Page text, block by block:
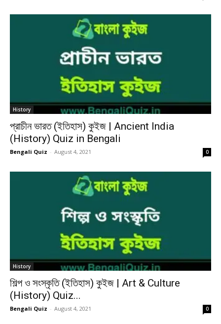
History
প্রাচীন ভারত (ইতিহাস) কুইজ | Ancient India
(History) Quiz in Bengali
Bengali Quiz - August 4, 2021 0
History
শিল্প ও সংস্কৃতি (ইতিহাস) কুইজ | Art & Culture
(History) Quiz...
Bengali Quiz - August 4, 2021 0